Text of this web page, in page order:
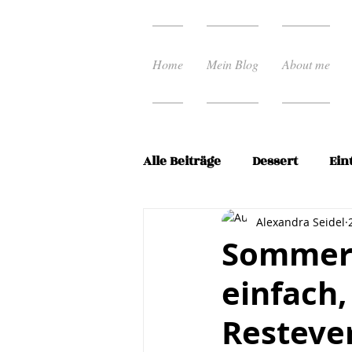
Home Mein Blog About me
Alle Beiträge Dessert
Pasta Rezepte
Schnelle Küche
Alexandra Seidel